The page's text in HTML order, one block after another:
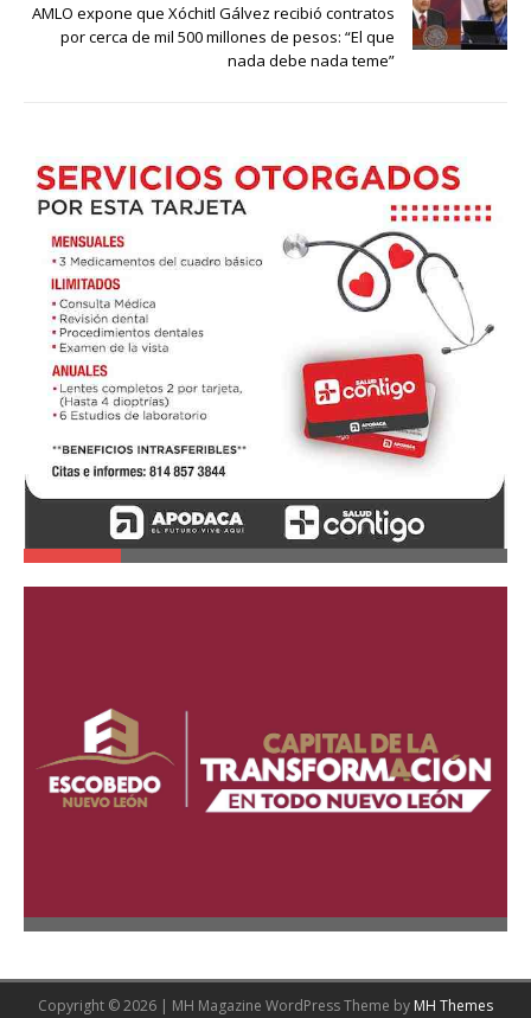
AMLO expone que Xóchitl Gálvez recibió contratos
por cerca de mil 500 millones de pesos: “El que
nada debe nada teme”
Copyright © 2026 | MH Magazine WordPress Theme by MH Themes